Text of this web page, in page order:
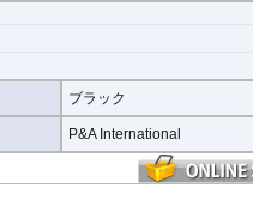
コールシート、気泡の混入を防ぎ、
ブラック
P&A International